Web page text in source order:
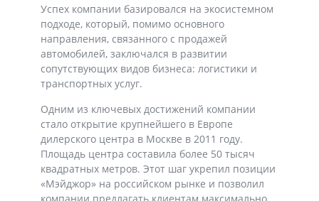
Успех компании базировался на экосистемном
подходе, который, помимо основного
направления, связанного с продажей
автомобилей, заключался в развитии
сопутствующих видов бизнеса: логистики и
транспортных услуг.
Одним из ключевых достижений компании
стало открытие крупнейшего в Европе
дилерского центра в Москве в 2011 году.
Площадь центра составила более 50 тысяч
квадратных метров. Этот шаг укрепил позиции
«Мэйджор» на российском рынке и позволил
компании предлагать клиентам максимально